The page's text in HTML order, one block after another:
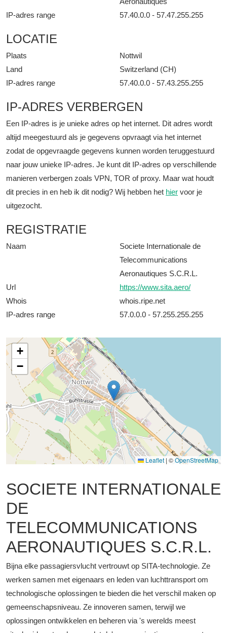
IP-adres range
57.40.0.0 - 57.47.255.255
LOCATIE
Plaats
Nottwil
Land
Switzerland (CH)
IP-adres range
57.40.0.0 - 57.43.255.255
IP-ADRES VERBERGEN
Een IP-adres is je unieke adres op het internet. Dit adres wordt
altijd meegestuurd als je gegevens opvraagt via het internet
zodat de opgevraagde gegevens kunnen worden teruggestuurd
naar jouw unieke IP-adres. Je kunt dit IP-adres op verschillende
manieren verbergen zoals VPN, TOR of proxy. Maar wat houdt
dit precies in en heb ik dit nodig? Wij hebben het hier voor je
uitgezocht.
REGISTRATIE
Naam
Societe Internationale de
Telecommunications
Aeronautiques S.C.R.L.
Url
https://www.sita.aero/
Whois
whois.ripe.net
IP-adres range
57.0.0.0 - 57.255.255.255
+
−
Leaflet | ©OpenStreetMap
SOCIETE INTERNATIONALE
DE
TELECOMMUNICATIONS
AERONAUTIQUES S.C.R.L.
Bijna elke passagiersvlucht vertrouwt op SITA-technologie. Ze
werken samen met eigenaars en leden van luchttransport om
technologische oplossingen te bieden die het verschil maken op
gemeenschapsniveau. Ze innoveren samen, terwijl we
oplossingen ontwikkelen en beheren via 's werelds meest